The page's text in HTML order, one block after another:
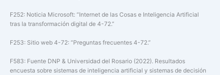
F252: Noticia Microsoft: “Internet de las Cosas e Inteligencia Artificial
tras la transformación digital de 4-72.”
F253: Sitio web 4-72: “Preguntas frecuentes 4-72.”
F583: Fuente DNP & Universidad del Rosario (2022). Resultados
encuesta sobre sistemas de inteligencia artificial y sistemas de decisión